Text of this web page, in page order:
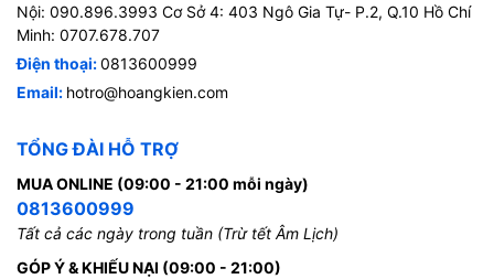
Nội: 090.896.3993 Cơ Sở 4: 403 Ngô Gia Tự- P.2, Q.10 Hồ Chí
Minh: 0707.678.707
Điện thoại:0813600999
Email: hotro@hoangkien.com
TỔNG ĐÀI HỖ TRỢ
MUA ONLINE (09:00 - 21:00 mỗi ngày)
0813600999
Tất cả các ngày trong tuần (Trừ tết Âm Lịch)
GÓP Ý & KHIẾU NẠI (09:00 - 21:00)